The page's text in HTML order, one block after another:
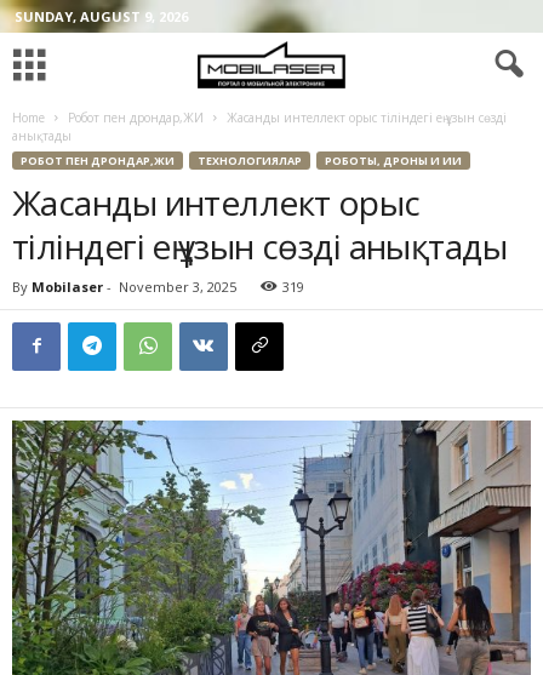
SUNDAY, AUGUST 9, 2026
Home Робот пен дрондар,ЖИ
Жасанды интеллект орыс тіліндегі ең ұзын сөзді
анықтады
РОБОТ ПЕН ДРОНДАР,ЖИ ТЕХНОЛОГИЯЛАР РОБОТЫ, ДРОНЫ И ИИ
Жасанды интеллект орыс
тіліндегі ең ұзын сөзді анықтады
By Mobilaser - November 3, 2025 319